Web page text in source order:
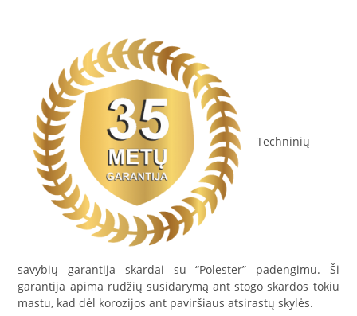
Techninių
savybių garantija skardai su “Polester” padengimu. Ši
garantija apima rūdžių susidarymą ant stogo skardos tokiu
mastu, kad dėl korozijos ant paviršiaus atsirastų skylės.